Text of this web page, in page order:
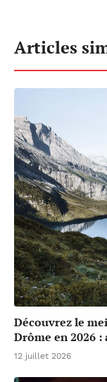
Articles
Découvrez le
Drôme en 2026
12 juillet 2026